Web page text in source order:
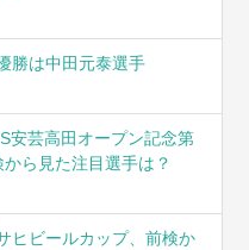
勝は中田元泰選手
安芸高田オープン記念第
ら見た注目選手は？
ヒビールカップ、前検か